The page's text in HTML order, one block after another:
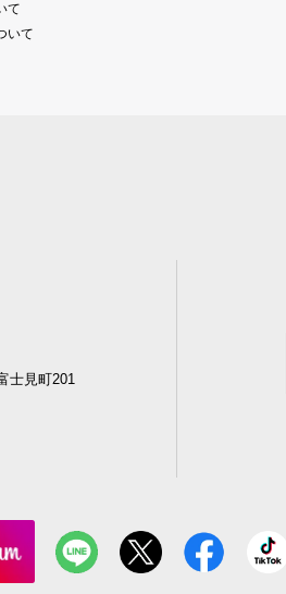
て
いて
士見町201